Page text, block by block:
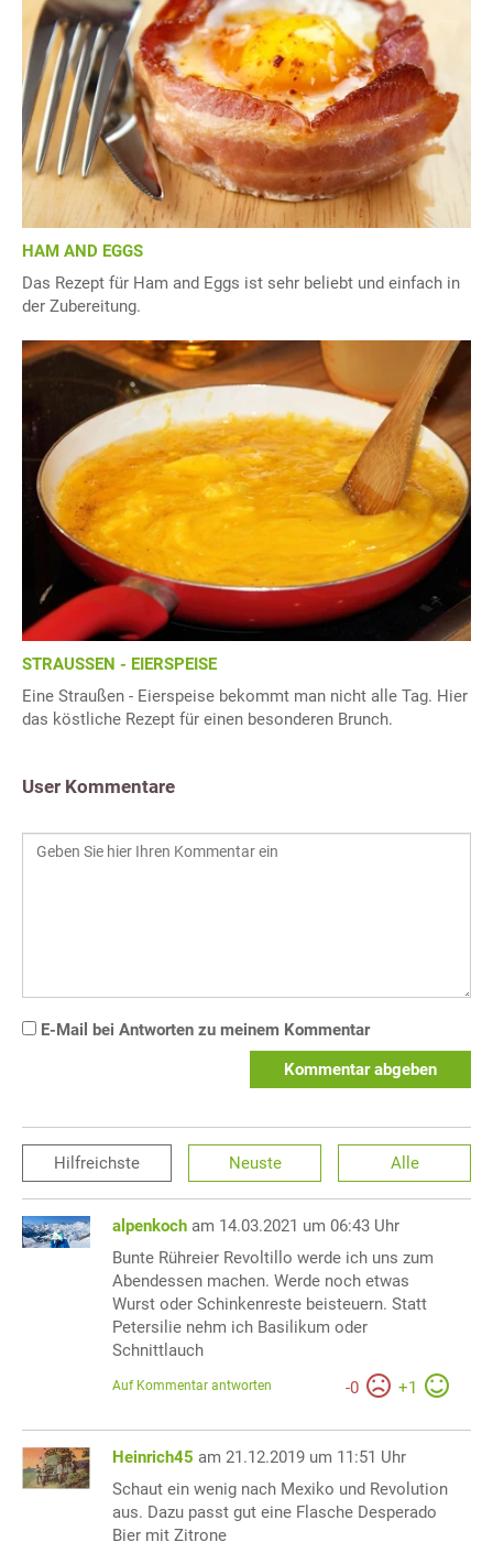
HAM AND EGGS
Das Rezept für Ham and Eggs ist sehr beliebt und einfach in
der Zubereitung.
STRAUSSEN - EIERSPEISE
Eine Straußen - Eierspeise bekommt man nicht alle Tag. Hier
das köstliche Rezept für einen besonderen Brunch.
User Kommentare
E-Mail bei Antworten zu meinem Kommentar
Kommentar abgeben
Hilfreichste Neuste Alle
alpenkoch am 14.03.2021 um 06:43 Uhr
Bunte Rühreier Revoltillo werde ich uns zum
Abendessen machen. Werde noch etwas
Wurst oder Schinkenreste beisteuern. Statt
Petersilie nehm ich Basilikum oder
Schnittlauch
-0 +1
Auf Kommentar antworten
Heinrich45 am 21.12.2019 um 11:51 Uhr
Schaut ein wenig nach Mexiko und Revolution
aus. Dazu passt gut eine Flasche Desperado
Bier mit Zitrone